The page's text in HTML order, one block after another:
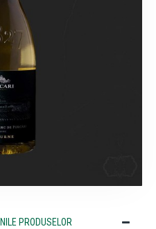
PRODUSELOR